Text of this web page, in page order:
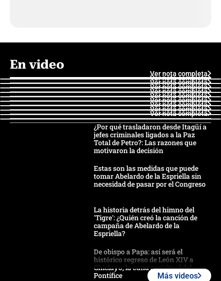
En video
Ver nota completa
Ver nota completa
Ver nota completa
Ver nota completa
Ver nota completa
Ver nota completa
Ver nota completa
Ver nota completa
Ver nota completa
Ver nota completa
¿Por qué trasladaron desde Itagüí a
jefes criminales ligados a la Paz
Total de Petro?: Las razones que
motivaron la decisión
Estas son las medidas que puede
tomar Abelardo de la Espriella sin
necesidad de pasar por el Congreso
La historia detrás del himno del
'Tigre': ¿Quién creó la canción de
campaña de Abelardo de la
Espriella?
De obispo a Papa: así será el
histórico regreso de León XIV a
Chiclayo, la cuna espiritual del
Pontífice
Más videos